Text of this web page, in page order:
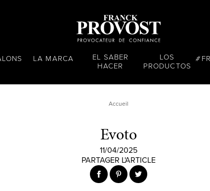
LA MARCA
EL SABER
HACER
LOS
PRODUCTOS
Accueil
Evoto
11/04/2025
PARTAGER L'ARTICLE